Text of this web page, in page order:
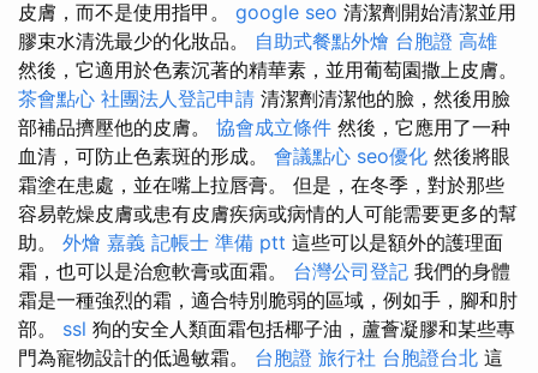
皮膚，而不是使用指甲。 google seo 清潔劑開始清潔並用
膠束水清洗最少的化妝品。 自助式餐點外燴 台胞證 高雄
然後，它適用於色素沉著的精華素，並用葡萄園撒上皮膚。
茶會點心 社團法人登記申請 清潔劑清潔他的臉，然後用臉
部補品擠壓他的皮膚。 協會成立條件 然後，它應用了一种
血清，可防止色素斑的形成。 會議點心 seo優化 然後將眼
霜塗在患處，並在嘴上拉唇膏。 但是，在冬季，對於那些
容易乾燥皮膚或患有皮膚疾病或病情的人可能需要更多的幫
助。 外燴 嘉義 記帳士 準備 ptt 這些可以是額外的護理面
霜，也可以是治愈軟膏或面霜。 台灣公司登記 我們的身體
霜是一種強烈的霜，適合特別脆弱的區域，例如手，腳和肘
部。 ssl 狗的安全人類面霜包括椰子油，蘆薈凝膠和某些專
門為寵物設計的低過敏霜。 台胞證 旅行社 台胞證台北 這